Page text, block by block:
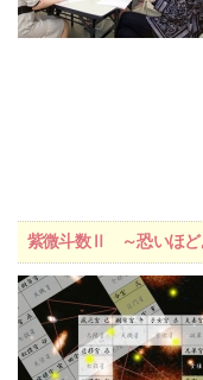
紫微斗数Ⅱ ～恐いほど